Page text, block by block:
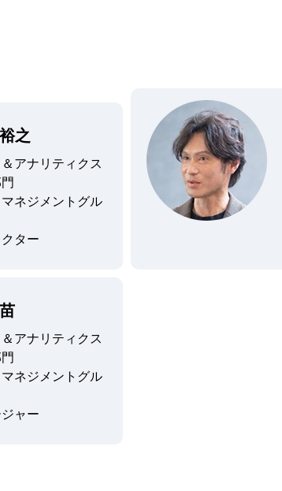
之
アナリティクス
ネジメントグル
ター
アナリティクス
ネジメントグル
ャー